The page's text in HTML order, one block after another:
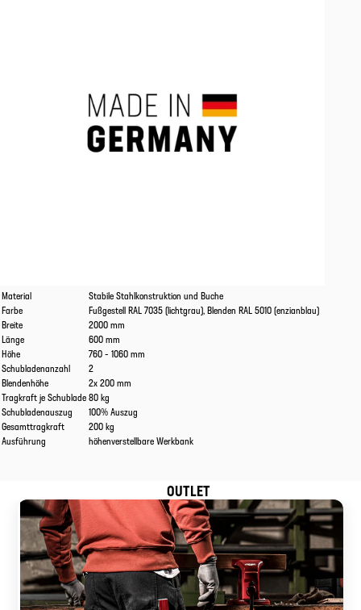
Eigenschaften
Material
Stabile Stahlkonstruktion und Buche
Farbe
Fußgestell RAL 7035 (lichtgrau), Blenden RAL 5010 (enzianblau)
Breite
2000 mm
Länge
600 mm
Höhe
760 - 1060 mm
Schubladenanzahl
2
Blendenhöhe
2x 200 mm
Tragkraft je Schublade80 kg
Schubladenauszug
100% Auszug
Gesamttragkraft
200 kg
Ausführung
höhenverstellbare Werkbank
OUTLET